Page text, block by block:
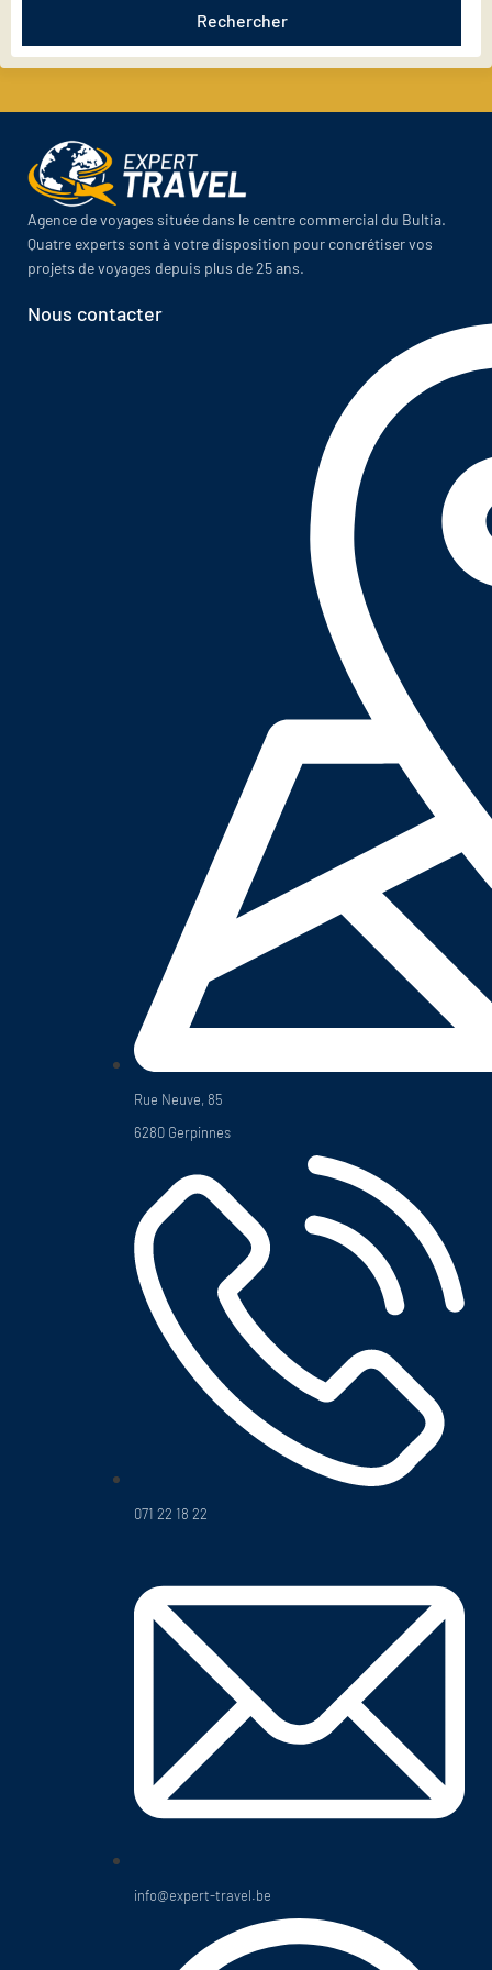
Rechercher
Agence de voyages située dans le centre commercial du Bultia.
Quatre experts sont à votre disposition pour concrétiser vos
projets de voyages depuis plus de 25 ans.
Nous contacter
Rue Neuve, 85
6280 Gerpinnes
071 22 18 22
info@expert-travel.be